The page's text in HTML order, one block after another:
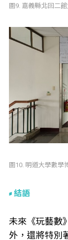
圖9. 嘉義縣北回二
圖10. 明道大學數學
結語
未來《玩藝數
外，還將特別